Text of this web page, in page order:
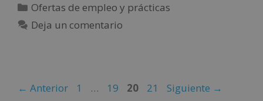
Ofertas de empleo y prácticas
Deja un comentario
← Anterior 1 … 19 20 21 Siguiente →